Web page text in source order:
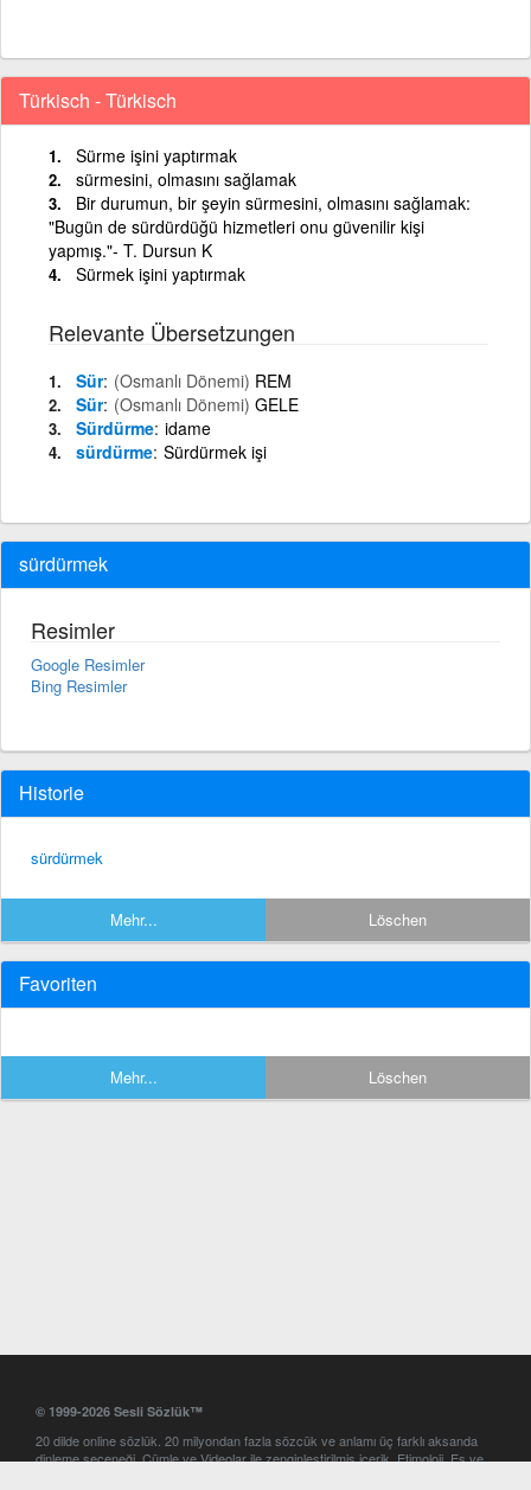
Türkisch - Türkisch
Sürme işini yaptırmak
sürmesini, olmasını sağlamak
Bir durumun, bir şeyin sürmesini, olmasını sağlamak:
"Bugün de sürdürdüğü hizmetleri onu güvenilir kişi
yapmış."- T. Dursun K
Sürmek işini yaptırmak
Relevante Übersetzungen
Sür (Osmanlı Dönemi) REM
Sür (Osmanlı Dönemi) GELE
Sürdürme idame
sürdürme Sürdürmek işi
sürdürmek
Resimler
Google Resimler
Bing Resimler
Historie
sürdürmek
Mehr... Löschen
Favoriten
Mehr... Löschen
© 1999-2026 Sesli Sözlük™
20 dilde online sözlük. 20 milyondan fazla sözcük ve anlamı üç farklı aksanda
dinleme seçeneği. Cümle ve Videolar ile zenginleştirilmiş içerik. Etimoloji, Eş ve